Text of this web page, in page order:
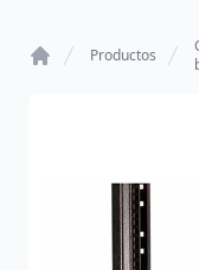
Productos